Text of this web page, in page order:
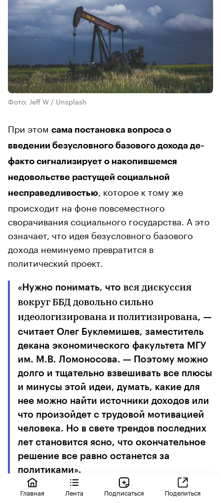
Фото: Jeff W / Unsplash
При этом сама постановка вопроса о
введении безусловного базового дохода де-
факто сигнализирует о накопившемся
недовольстве растущей социальной
несправедливостью
, которое к тому же
происходит на фоне повсеместного
сворачивания социального государства. А это
означает, что идея безусловного базового
дохода неминуемо превратится в
политический проект.
«Нужно понимать, что вся дискуссия
вокруг ББД довольно сильно
идеологизирована и политизирована, —
считает Олег Буклемишев, заместитель
декана экономического факультета МГУ
им. М.В. Ломоносова. — Поэтому можно
долго и тщательно взвешивать все плюсы
и минусы этой идеи, думать, какие для
нее можно найти источники доходов или
что произойдет с трудовой мотивацией
человека. Но в свете трендов последних
лет становится ясно, что окончательное
решение все равно останется за
политиками».
Главная Лента Подписаться Поделиться